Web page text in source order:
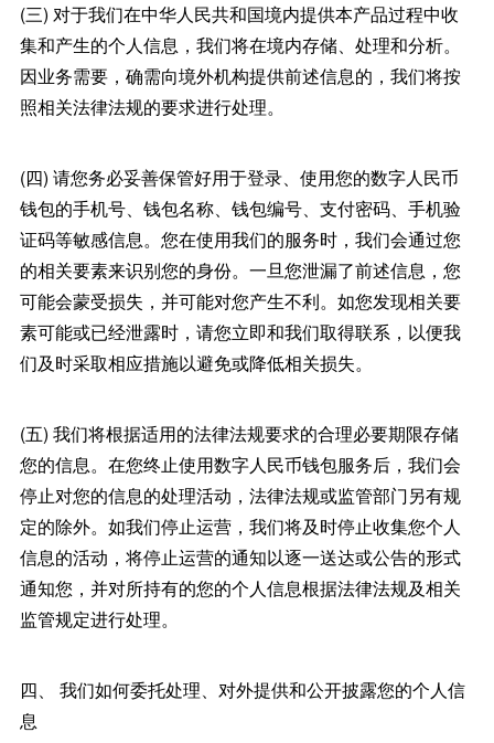
(三) 对于我们在中华人民共和国境内提供本产品过程中收
集和产生的个人信息，我们将在境内存储、处理和分析。
因业务需要，确需向境外机构提供前述信息的，我们将按
照相关法律法规的要求进行处理。
(四) 请您务必妥善保管好用于登录、使用您的数字人民币
钱包的手机号、钱包名称、钱包编号、支付密码、手机验
证码等敏感信息。您在使用我们的服务时，我们会通过您
的相关要素来识别您的身份。一旦您泄漏了前述信息，您
可能会蒙受损失，并可能对您产生不利。如您发现相关要
素可能或已经泄露时，请您立即和我们取得联系，以便我
们及时采取相应措施以避免或降低相关损失。
(五) 我们将根据适用的法律法规要求的合理必要期限存储
您的信息。在您终止使用数字人民币钱包服务后，我们会
停止对您的信息的处理活动，法律法规或监管部门另有规
定的除外。如我们停止运营，我们将及时停止收集您个人
信息的活动，将停止运营的通知以逐一送达或公告的形式
通知您，并对所持有的您的个人信息根据法律法规及相关
监管规定进行处理。
四、 我们如何委托处理、对外提供和公开披露您的个人信
息